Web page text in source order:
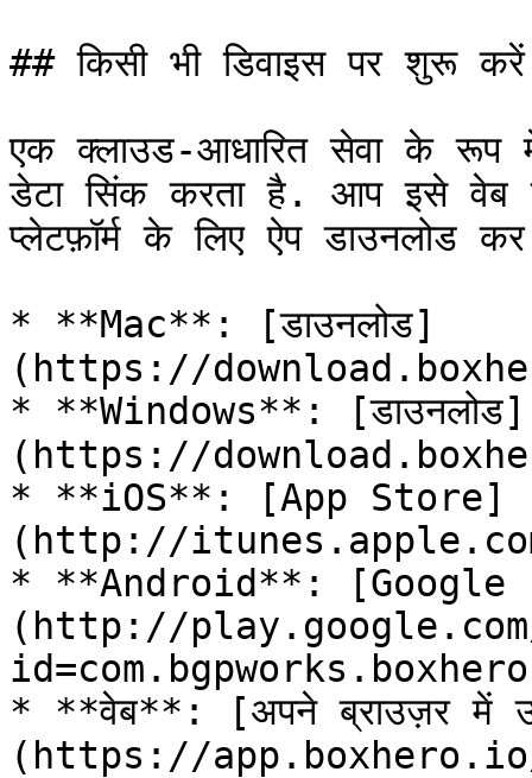
## किसी भी डिवाइस पर शुरू करें
एक क्लाउड-आधारित सेवा के रूप
डेटा सिंक करता है. आप इसे वेब
प्लेटफ़ॉर्म के लिए ऐप डाउनलोड
* **Mac**: [डाउनलोड]
(https://
* **Windows**: [डाउनलोड]
(https://
* **iOS**: [App Store]
(http://
* **Android**: [Google
(http://
* **वेब**: [अपने ब्राउज़र में
(https://